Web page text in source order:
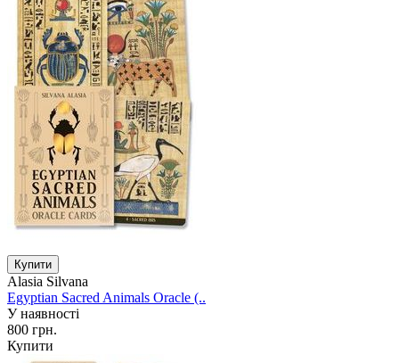
Alasia Silvana
Egyptian Sacred Animals Oracle (..
У наявності
800 грн.
Купити